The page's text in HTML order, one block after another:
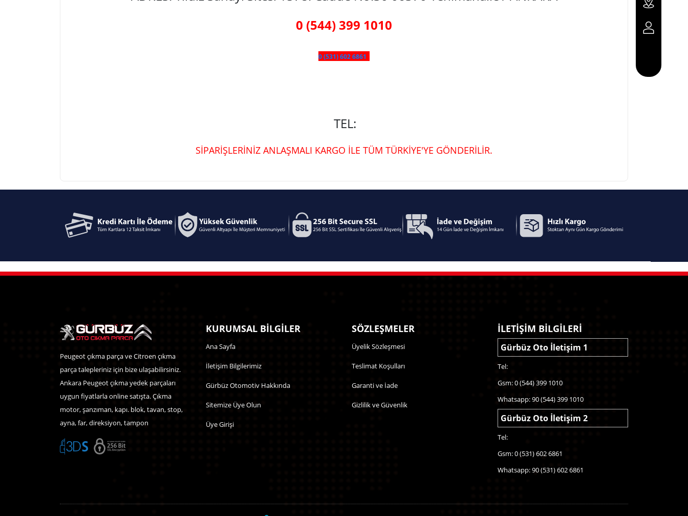
0 (544) 399 1010
0 (531) 602 6861
TEL:
SİPARİŞLERİNİZ ANLAŞMALI KARGO İLE TÜM TÜRKİYE'YE GÖNDERİLİR.
Peugeot çıkma parça ve Citroen çıkma
parça talepleriniz için bize ulaşabilirsiniz.
Ankara Peugeot çıkma yedek parçaları
uygun fiyatlarla online satışta. Çıkma
motor, şanzıman, kapı. blok, tavan, stop,
ayna, far, direksiyon, tampon
KURUMSAL BİLGİLER
Ana Sayfa
İletişim Bilgilerimiz
Gürbüz Otomotiv Hakkında
Sitemize Üye Olun
Üye Girişi
SÖZLEŞMELER
Üyelik Sözleşmesi
Teslimat Koşulları
Garanti ve İade
Gizlilik ve Güvenlik
İLETİŞİM BİLGİLERİ
Gürbüz Oto İletişim 1
Tel:
Gsm: 0 (544) 399 1010
Whatsapp: 90 (544) 399 1010
Gürbüz Oto İletişim 2
Tel:
Gsm: 0 (531) 602 6861
Whatsapp: 90 (531) 602 6861